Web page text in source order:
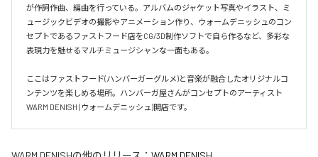
が作詞作曲、編曲を行っている。アルバムのジャケット写真やイラスト、ミ
ュージックビデオの撮影やアニメーション作り、ウォームデニッシュのコン
セプトであるファストフード店をCG/3D制作ソフトで自ら作るなど、多彩な
表現力を魅せるマルチミュージシャンな一面もある。
ここはファストフード(ハンバーガーグルメ)と音楽が融合したオリジナルコ
ンテンツを楽しめる場所。ハンバーガ屋さんがコンセプトのアーティスト
WARM DENISH (ウォームデニッシュ)開店です。